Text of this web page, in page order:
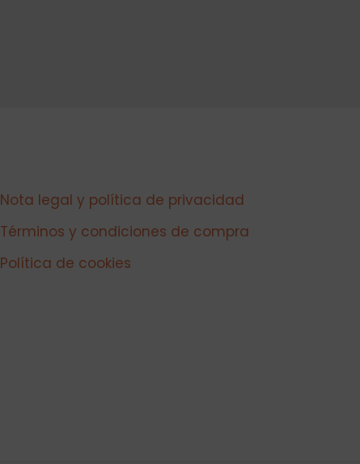
Nota legal y política de privacidad
Términos y condiciones de compra
Política de cookies